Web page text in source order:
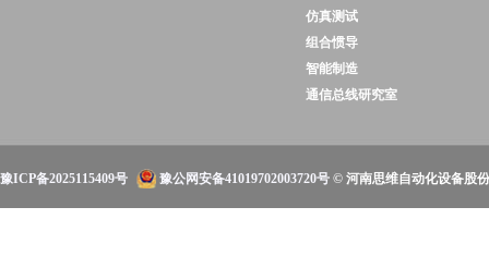
仿真测试
组合惯导
智能制造
通信总线研究室
豫ICP备2025115409号 豫公网安备41019702003720号 © 河南思维自动化设备股